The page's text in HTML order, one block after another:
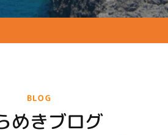
BLOG
めきブログ